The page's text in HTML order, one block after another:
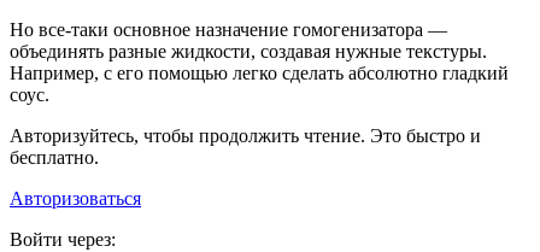
Но все-таки основное назначение гомогенизатора —
объединять разные жидкости, создавая нужные текстуры.
Например, с его помощью легко сделать абсолютно гладкий
соус.
Авторизуйтесь, чтобы продолжить чтение. Это быстро и
бесплатно.
Авторизоваться
Войти через: